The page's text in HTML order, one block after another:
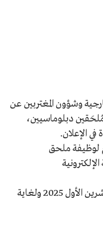
وشؤون المغتربين عن
مُلحَقين دبلوماسيين،
الإعلان.
لوظيفة ملحق
وقالت إن ‏فترة التقديم: من 5 تشرين الأول 2025 ولغاية